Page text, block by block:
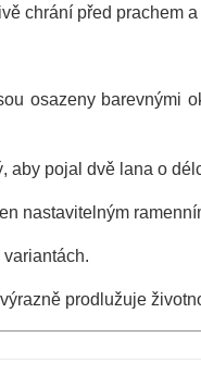
chrání před prachem
osazeny barevnými
aby pojal dvě lana o
nastavitelným
prodlužuje